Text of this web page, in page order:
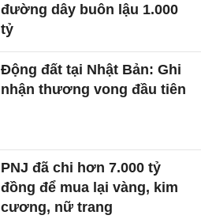
đường dây buôn lậu 1.000
tỷ
Động đất tại Nhật Bản: Ghi
nhận thương vong đầu tiên
PNJ đã chi hơn 7.000 tỷ
đồng để mua lại vàng, kim
cương, nữ trang